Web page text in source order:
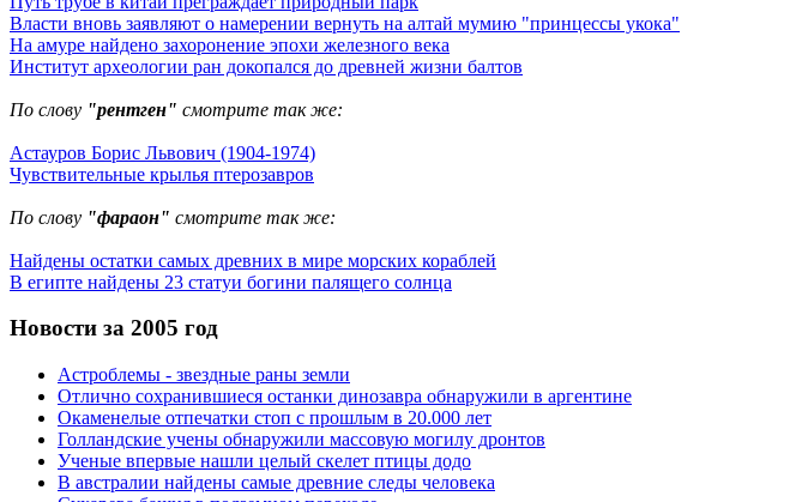
Власти вновь заявляют о намерении вернуть на алтай мумию "принцессы укока"
На амуре найдено захоронение эпохи железного века
Институт археологии ран докопался до древней жизни балтов
По слову "рентген" смотрите так же:
Астауров Борис Львович (1904-1974)
Чувствительные крылья птерозавров
По слову "фараон" смотрите так же:
Найдены остатки самых древних в мире морских кораблей
В египте найдены 23 статуи богини палящего солнца
Новости за 2005 год
Астроблемы - звездные раны земли
Отлично сохранившиеся останки динозавра обнаружили в аргентине
Окаменелые отпечатки стоп с прошлым в 20.000 лет
Голландские учены обнаружили массовую могилу дронтов
Ученые впервые нашли целый скелет птицы додо
В австралии найдены самые древние следы человека